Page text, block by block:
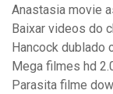
Anastasia movie
Baixar videos do
Hancock dublado
Mega filmes hd
Parasita filme